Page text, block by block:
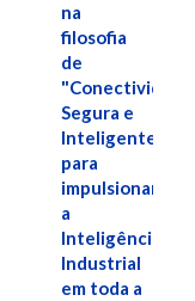
na
filosofia
de
"Conectividade
Segura e
Inteligente"
para
impulsionar
a
Inteligência
Industrial
em toda a